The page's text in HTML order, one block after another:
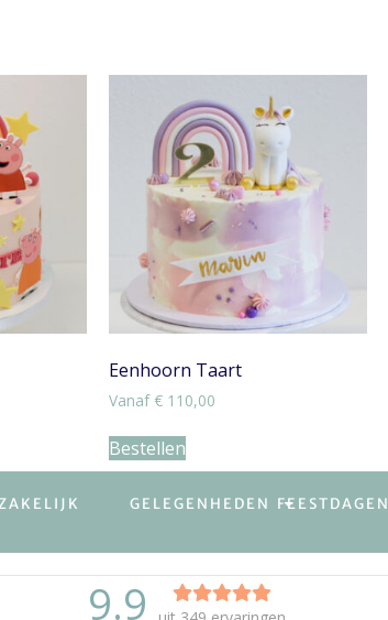
Eenhoorn Taart
Vanaf € 110,00
Bestellen
GELEGENHEDEN FEESTDAGEN